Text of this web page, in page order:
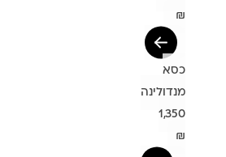
₪
כסא
מנדולינה
1,350
₪